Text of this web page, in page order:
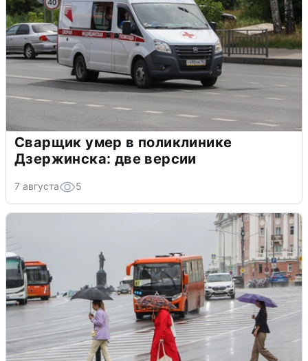
Сварщик умер в поликлинике
Дзержинска: две версии
7 августа 5